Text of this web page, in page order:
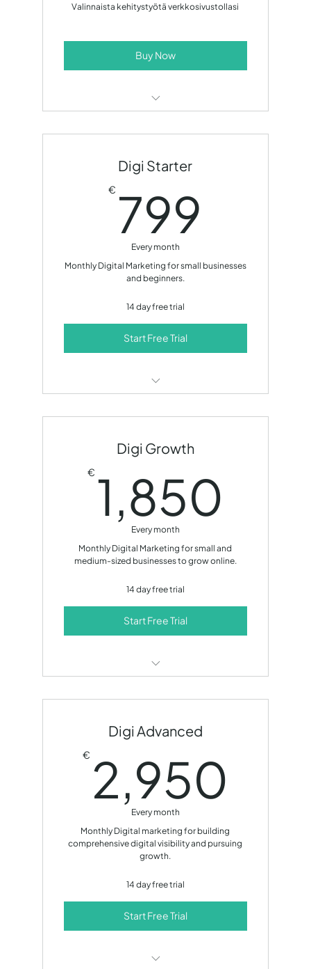
Valinnaista kehitystyötä verkkosivustollasi
Buy Now
Digi Starter
€ 799
Every month
Monthly Digital Marketing for small businesses
and beginners.
14 day free trial
Start Free Trial
Social media management
Monthly development call
14 day free trial!
Digi Growth
€ 1,850
Every month
Monthly Digital Marketing for small and
medium-sized businesses to grow online.
14 day free trial
Start Free Trial
Social media management
Email marketing
Monthly performance report
Monthly development call
14 day free trial!
Digi Advanced
€ 2,950
Every month
Monthly Digital marketing for building
comprehensive digital visibility and pursuing
growth.
14 day free trial
Start Free Trial